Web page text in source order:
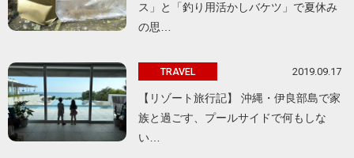
ス」と「釣り用活かしバケツ」で夏休み
の思…
TRAVEL 2019.09.17
【リゾート旅行記】 沖縄・伊良部島で家
族と過ごす、プールサイドで何もしな
い…